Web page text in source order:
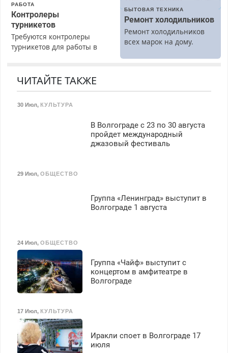
РАБОТА
Контролеры
турникетов
Требуются контролеры
турникетов для работы в
Прием по ТК РФ. График
работы любой.
З/п – до 96000 рублей до
выплачивается денежная
работа инспектором по
БЫТОВАЯ ТЕХНИКА
Ремонт холодильников
Ремонт холодильников
всех марок на дому.
ЧИТАЙТЕ ТАКЖЕ
30 Июл, КУЛЬТУРА
В Волгограде с 23 по 30 августа
пройдет международный
джазовый фестиваль
29 Июл, ОБЩЕСТВО
Группа «Ленинград» выступит в
Волгограде 1 августа
24 Июл, ОБЩЕСТВО
Группа «Чайф» выступит с
концертом в амфитеатре в
Волгограде
17 Июл, КУЛЬТУРА
Иракли споет в Волгограде 17
июля